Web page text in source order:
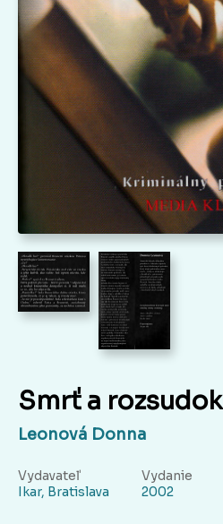
Smrť a rozsudok
Leonová Donna
Vydavateľ
Ikar, Bratislava
Vydanie
2002